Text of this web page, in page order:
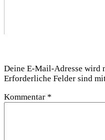
Deine E-Mail-Adresse wird
Erforderliche Felder sind
Kommentar *